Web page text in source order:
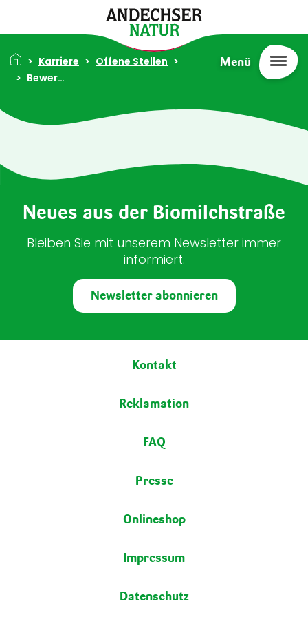
Direkt zum Inhalt
Menü
Pfadnavigation
Karriere
Offene Stellen
Bewerben
Neues aus der Biomilchstraße
Bleiben Sie mit unserem Newsletter immer
informiert.
Newsletter abonnieren
FußbereichKontakt
Reklamation
FAQ
Presse
Onlineshop
Impressum
Datenschutz